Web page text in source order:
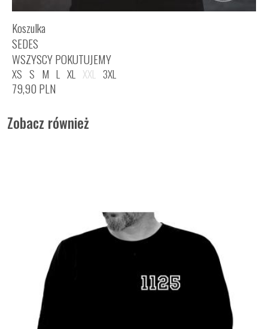
Koszulka
SEDES
WSZYSCY POKUTUJEMY
XS S M L XL XXL 3XL
79,90 PLN
Zobacz również